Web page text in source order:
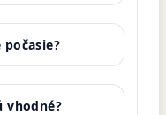
vhodné?